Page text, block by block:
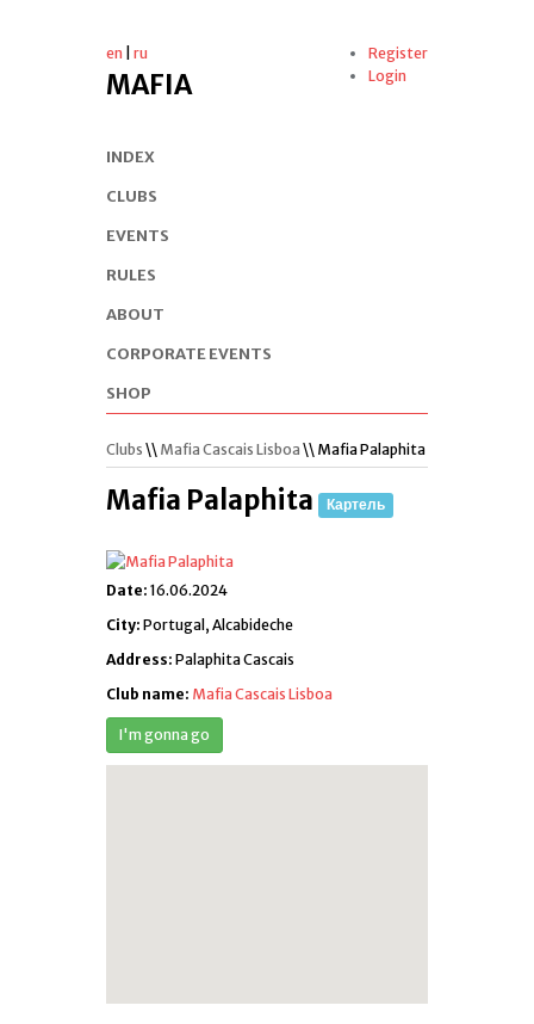
en ru
MAFIA
Register
Login
INDEX
CLUBS
EVENTS
RULES
ABOUT
CORPORATE EVENTS
SHOP
Clubs \\ Mafia Cascais Lisboa \\ Mafia Palaphita
Mafia Palaphita Картель
Date: 16.06.2024
City: Portugal, Alcabideche
Address: Palaphita Cascais
Club name: Mafia Cascais Lisboa